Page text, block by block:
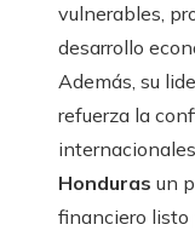
vulnerables,
desarrollo
Además, su
refuerza la
Honduras un
financiero listo